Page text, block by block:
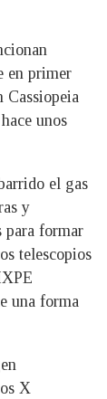
en primer
Cassiopeia
unos
el gas
y
para formar
telescopios
una forma
X